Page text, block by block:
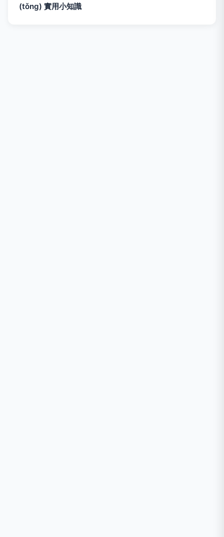
(tǒng) 實用小知識